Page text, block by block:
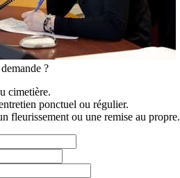
?
cimetière.
ponctuel ou régulier.
fleurissement ou une remise au propre.